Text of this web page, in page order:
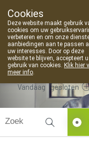
Vandaag gesloten
Cookies
Deze website maakt gebruik
cookies om uw
verbeteren en om onze
aanbiedingen aan te passen
uw interesses. Door op deze
website te blijven, accepteert
gebruik van cookies. Klik hier
meer info.